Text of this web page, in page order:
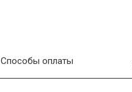
Способы оплаты